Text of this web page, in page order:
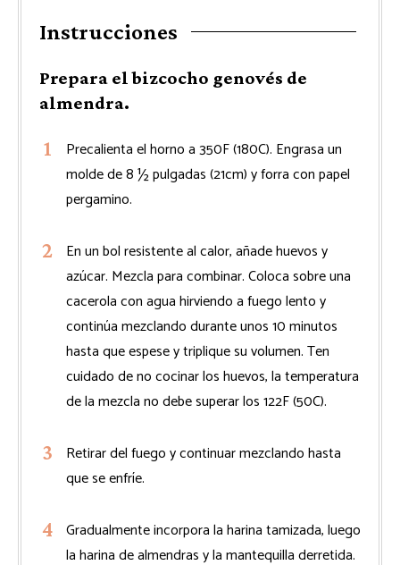
Instrucciones
Prepara el bizcocho genovés de
almendra.
Precalienta el horno a 350F (180C). Engrasa un
molde de 8 ½ pulgadas (21cm) y forra con papel
pergamino.
En un bol resistente al calor, añade huevos y
azúcar. Mezcla para combinar. Coloca sobre una
cacerola con agua hirviendo a fuego lento y
continúa mezclando durante unos 10 minutos
hasta que espese y triplique su volumen. Ten
cuidado de no cocinar los huevos, la temperatura
de la mezcla no debe superar los 122F (50C).
Retirar del fuego y continuar mezclando hasta
que se enfríe.
Gradualmente incorpora la harina tamizada, luego
la harina de almendras y la mantequilla derretida.